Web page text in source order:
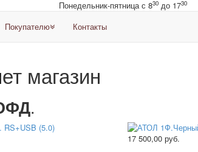
Понедельник-пятница с 830до 1730
Покупателю Контакты
магазин
.
17 500,00 руб.